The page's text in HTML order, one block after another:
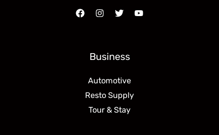
Business
Automotive
Resto Supply
Tour & Stay